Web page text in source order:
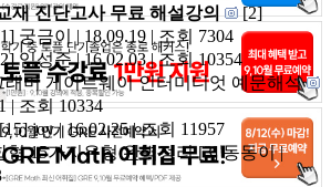
재 진단고사 무료 해설강의
[2]
궁금이 | 18.09.19 | 조회 7304
임성준 | 16.02.03 | 조회 10354
래머 게이트웨이 인터미디엇 예문해석
| 조회 10334
[15] joy | 16.02.25 | 조회 11957
형 15가지유형 완벽정리[3] 동동이 |